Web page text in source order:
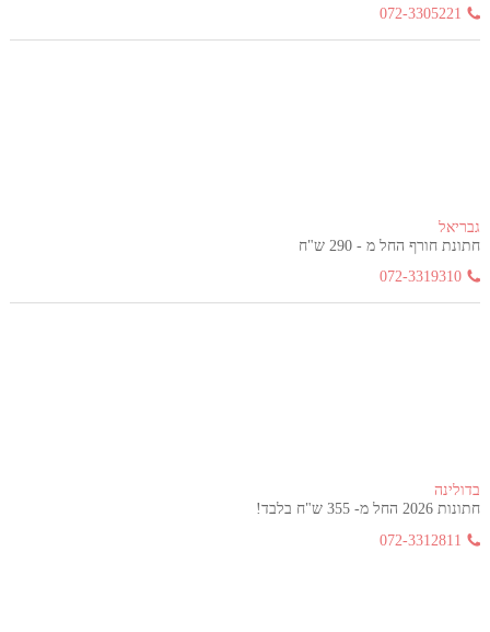
072-3305221
גבריאל
חתונת חורף החל מ - 290 ש"ח
072-3319310
בדולינה
חתונות 2026 החל מ- 355 ש"ח בלבד!
072-3312811